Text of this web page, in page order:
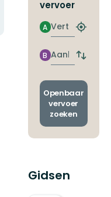
vervoer
Vertrek
A
Zoek
halte
Aankomst
B
Wissel
en
Openbaar
vervoer
zoeken
Gidsen